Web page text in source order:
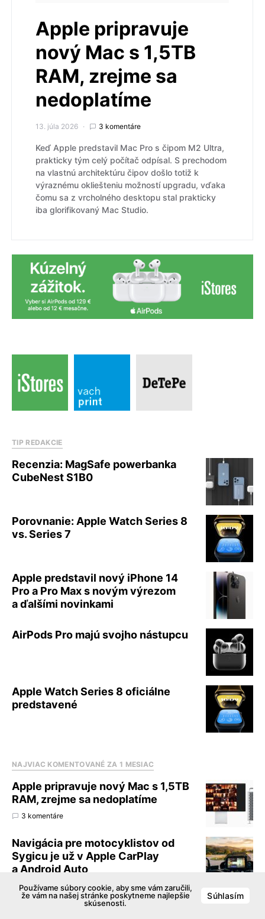
Apple pripravuje
nový Mac s 1,5TB
RAM, zrejme sa
nedoplatíme
13. júla 2026 3 komentáre
Keď Apple predstavil Mac Pro s čipom M2 Ultra,
prakticky tým celý počítač odpísal. S prechodom
na vlastnú architektúru čipov došlo totiž k
výraznému okliešteniu možností upgradu, vďaka
čomu sa z vrcholného desktopu stal prakticky
iba glorifikovaný Mac Studio.
TIP REDAKCIE
Recenzia: MagSafe powerbanka
CubeNest S1B0
Porovnanie: Apple Watch Series 8
vs. Series 7
Apple predstavil nový iPhone 14
Pro a Pro Max s novým výrezom
a ďalšími novinkami
AirPods Pro majú svojho nástupcu
Apple Watch Series 8 oficiálne
predstavené
NAJVIAC KOMENTOVANÉ ZA 1 MESIAC
Apple pripravuje nový Mac s 1,5TB
RAM, zrejme sa nedoplatíme
3 komentáre
Navigácia pre motocyklistov od
Sygicu je už v Apple CarPlay
a Android Auto
pridaj komentár
Apple pracoval v minulosti na
Používame súbory cookie, aby sme vám zaručili,
že vám na našej stránke poskytneme najlepšie
skúsenosti.
Súhlasím